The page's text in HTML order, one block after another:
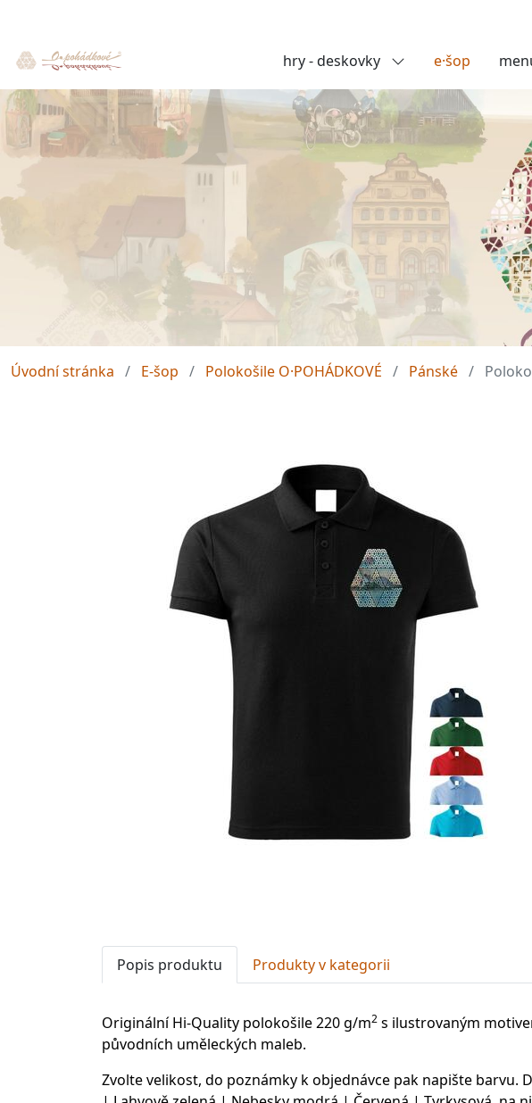
hry - deskovky e·šop
Úvodní stránka E-šop Polokošile O·POHÁDKOVÉ Pánské
Popis produktu Produkty v kategorii
Originální Hi-Quality polokošile 220 g/m2 s ilustrovaným
původních uměleckých maleb.
Zvolte velikost, do poznámky k objednávce pak napište